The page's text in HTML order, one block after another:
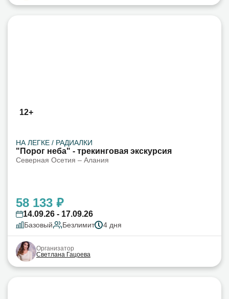
12+
НА ЛЕГКЕ / РАДИАЛКИ
"Порог неба" - трекинговая экскурсия
Северная Осетия – Алания
58 133 ₽
14.09.26 - 17.09.26
Базовый Безлимит 4 дня
Организатор
Светлана Гацоева